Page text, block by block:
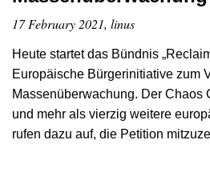
17 February 2021, linus
Heute startet das Bündnis
Europäische Bürgerinitiative zum
Massenüberwachung. Der Chaos
und mehr als vierzig weitere
rufen dazu auf, die Petition